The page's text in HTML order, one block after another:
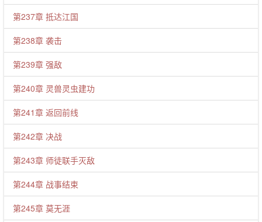
第237章 抵达江国
第238章 袭击
第239章 强敌
第240章 灵兽灵虫建功
第241章 返回前线
第242章 决战
第243章 师徒联手灭敌
第244章 战事结束
第245章 莫无涯